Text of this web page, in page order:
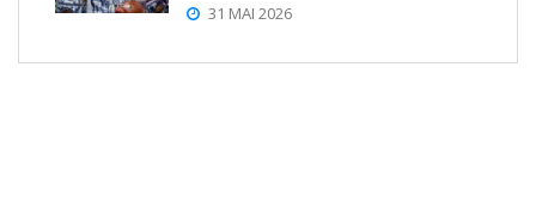
31 MAI 2026